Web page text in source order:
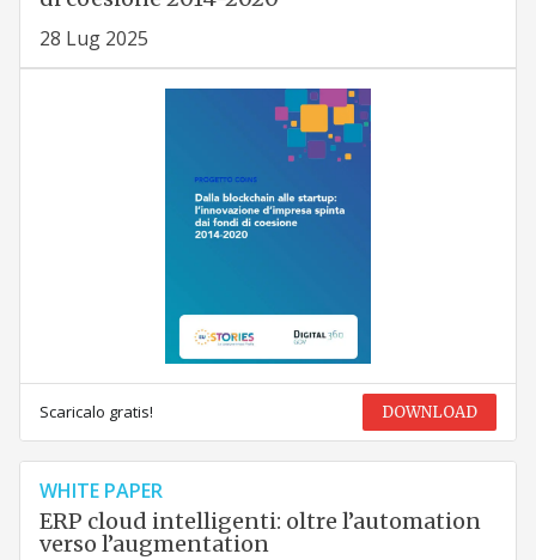
28 Lug 2025
Scaricalo gratis! DOWNLOAD
WHITE PAPER
ERP cloud intelligenti: oltre l’automation
verso l’augmentation